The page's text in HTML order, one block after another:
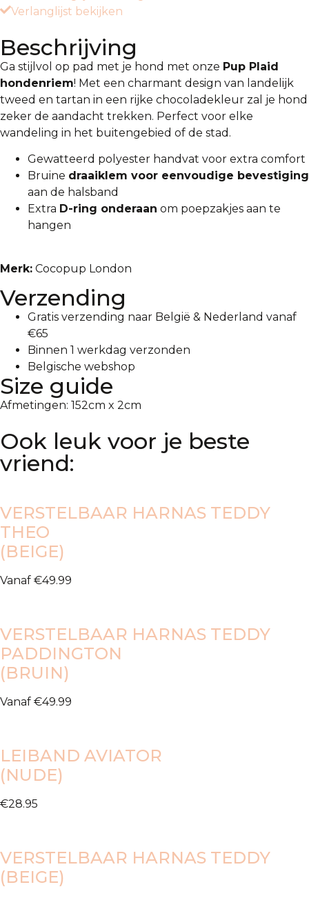
Verlanglijst bekijken
Beschrijving
Ga stijlvol op pad met je hond met onze Pup Plaid
hondenriem! Met een charmant design van landelijk
tweed en tartan in een rijke chocoladekleur zal je hond
zeker de aandacht trekken. Perfect voor elke
wandeling in het buitengebied of de stad.
Gewatteerd polyester handvat voor extra comfort
Bruine draaiklem voor eenvoudige bevestiging
aan de halsband
Extra D-ring onderaan om poepzakjes aan te
hangen
Merk: Cocopup London
Verzending
Gratis verzending naar België & Nederland vanaf
€65
Binnen 1 werkdag verzonden
Belgische webshop
Size guide
Afmetingen: 152cm x 2cm
Ook leuk voor je beste
vriend:
VERSTELBAAR HARNAS TEDDY
THEO
(BEIGE)
Vanaf €49.99
VERSTELBAAR HARNAS TEDDY
PADDINGTON
(BRUIN)
Vanaf €49.99
LEIBAND AVIATOR
(NUDE)
€28.95
VERSTELBAAR HARNAS TEDDY
(BEIGE)